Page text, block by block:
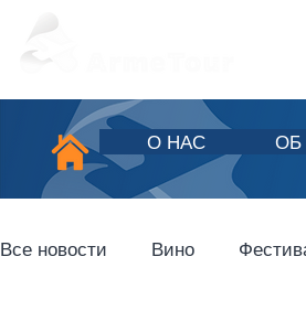
О НАС ОБ
Все новости Вино